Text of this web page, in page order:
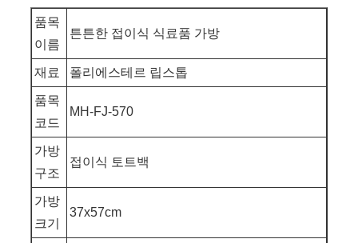
품목
이름
튼튼한 접이식 식료품 가방
재료 폴리에스테르 립스톱
품목
코드
MH-FJ-570
가방
구조
접이식 토트백
가방
크기
37x57cm